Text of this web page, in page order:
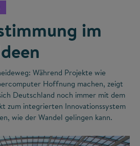
im
Während Projekte wie
Hoffnung machen, zeigt
Deutschland noch immer mit dem
zum integrierten Innovationssystem
wie der Wandel gelingen kann.